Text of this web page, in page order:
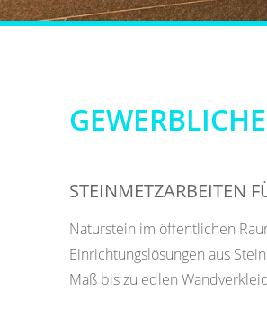
GEWERBLICHE
STEINMETZARBEITEN
Naturstein im öffentlichen
Einrichtungslösungen aus
Maß bis zu edlen